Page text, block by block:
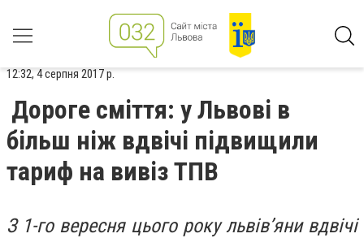
12:32, 4 серпня 2017 р.
Дороге сміття: у Львові в
більш ніж вдвічі підвищили
тариф на вивіз ТПВ
З 1-го вересня цього року львів’яни вдвічі